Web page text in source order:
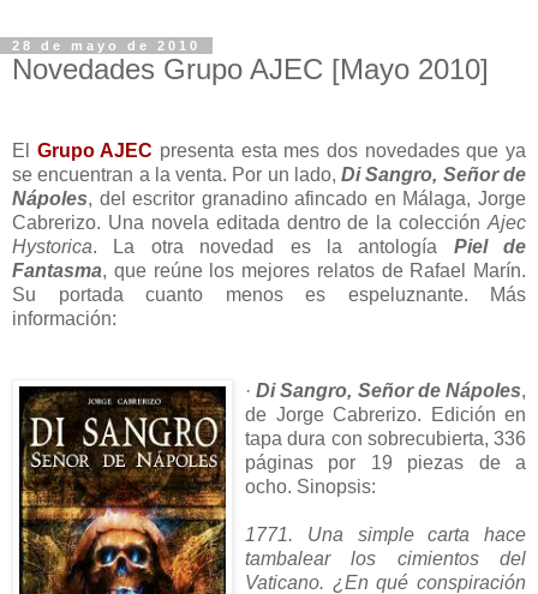
28 de mayo de 2010
Novedades Grupo AJEC [Mayo 2010]
El Grupo AJEC presenta esta mes dos novedades que ya
se encuentran a la venta. Por un lado,Di Sangro, Señor de
Nápoles, del escritor granadino afincado en Málaga, Jorge
Cabrerizo. Una novela editada dentro de la colección Ajec
Hystorica. La otra novedad es la antología Piel de
Fantasma, que reúne los mejores relatos de Rafael Marín.
Su portada cuanto menos es espeluznante. Más
información:
·Di Sangro, Señor de Nápoles,
de Jorge Cabrerizo. Edición en
tapa dura con sobrecubierta, 336
páginas por 19 piezas de a
ocho. Sinopsis:
1771. Una simple carta hace
tambalear los cimientos del
Vaticano. ¿En qué conspiración